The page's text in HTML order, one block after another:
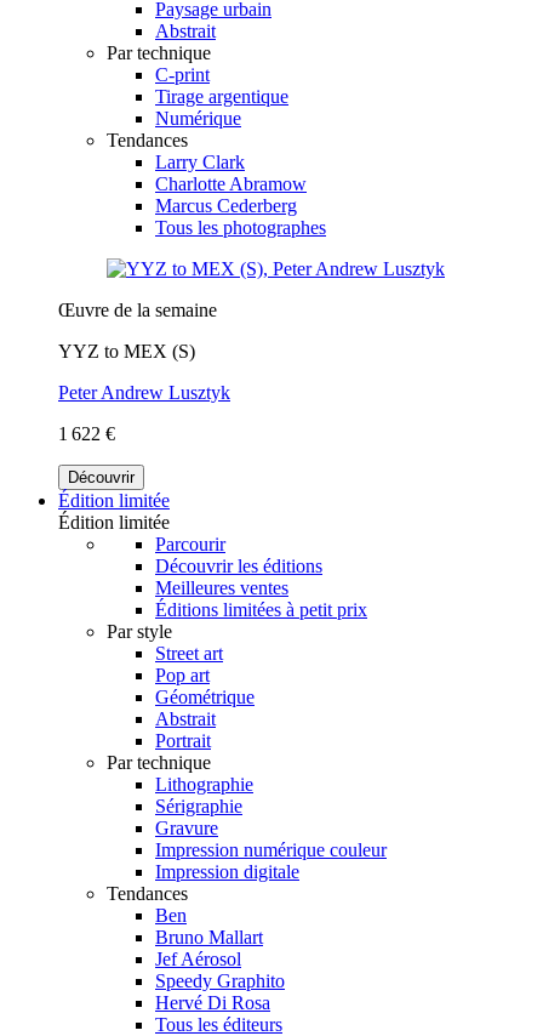
Paysage urbain
Abstrait
Par technique
C-print
Tirage argentique
Numérique
Tendances
Larry Clark
Charlotte Abramow
Marcus Cederberg
Tous les photographes
Œuvre de la semaine
YYZ to MEX (S)
Peter Andrew Lusztyk
1 622 €
Découvrir
Édition limitée
Édition limitée
Parcourir
Découvrir les éditions
Meilleures ventes
Éditions limitées à petit prix
Par style
Street art
Pop art
Géométrique
Abstrait
Portrait
Par technique
Lithographie
Sérigraphie
Gravure
Impression numérique couleur
Impression digitale
Tendances
Ben
Bruno Mallart
Jef Aérosol
Speedy Graphito
Hervé Di Rosa
Tous les éditeurs